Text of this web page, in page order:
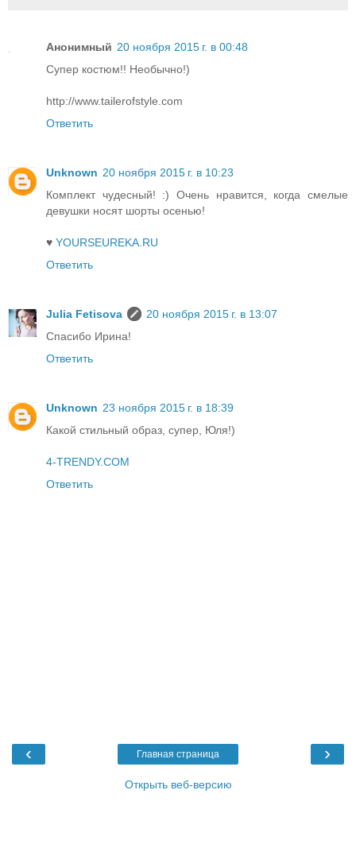
Анонимный 20 ноября 2015 г. в 00:48
Супер костюм!! Необычно!)
http://www.tailerofstyle.com
Ответить
Unknown 20 ноября 2015 г. в 10:23
Комплект чудесный! :) Очень нравится, когда смелые
девушки носят шорты осенью!
♥ YOURSEUREKA.RU
Ответить
Julia Fetisova
20 ноября 2015 г. в 13:07
Спасибо Ирина!
Ответить
Unknown 23 ноября 2015 г. в 18:39
Какой стильный образ, супер, Юля!)
4-TRENDY.COM
Ответить
‹ ›
Главная страница
Открыть веб-версию